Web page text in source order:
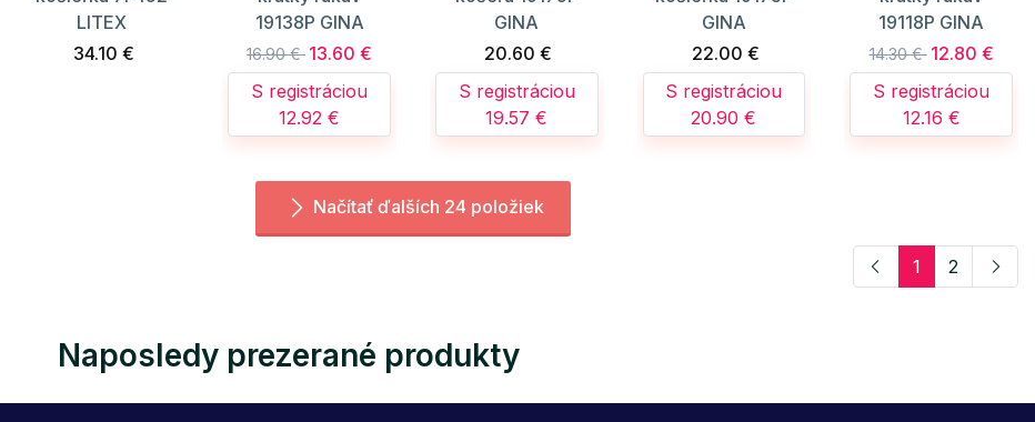
LITEX
34.10 €
19138P GINA
16.90 € 13.60 €
S registráciou
12.92 €
GINA
20.60 €
S registráciou
19.57 €
GINA
22.00 €
S registráciou
20.90 €
19118P GINA
14.30 € 12.80 €
S registráciou
12.16 €
Načítať ďalších 24 položiek
1 2
Naposledy prezerané produkty